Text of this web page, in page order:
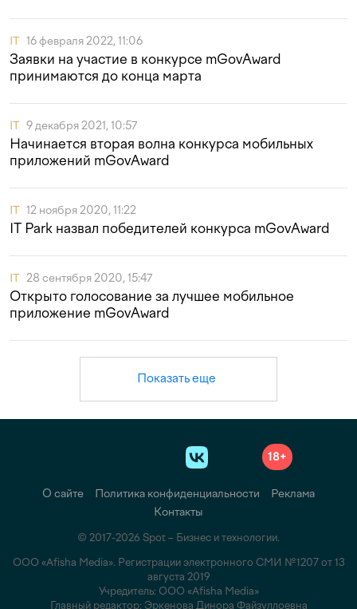
IT 16 февраля 2022, 11:06
Заявки на участие в конкурсе mGovAward
принимаются до конца марта
IT 9 декабря 2021, 10:57
Начинается вторая волна конкурса мобильных
приложений mGovAward
IT 12 ноября 2020, 11:22
IT Park назвал победителей конкурса mGovAward
IT 28 сентября 2020, 15:47
Открыто голосование за лучшее мобильное
приложение mGovAward
Показать еще
18+
О сайте Политика конфиденциальности
Реклама
Контакты
© 2017-2026 Spot – Бизнес и технологии.
ООО «Afisha Media». Регистрации электронного СМИ №1207 от 13
августа 2019
Учредитель: ООО «Afisha Media»
Главный редактор: Эркенова Динора Файзуллоевна